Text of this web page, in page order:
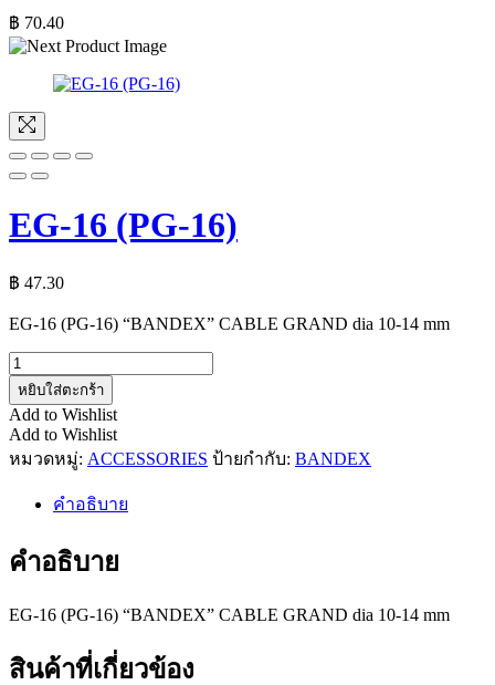
฿ 70.40
EG-16 (PG-16)
฿ 47.30
EG-16 (PG-16) “BANDEX” CABLE GRAND dia 10-14 mm
จำนวน
EG-
16
(PG-
หยิบใส่ตะกร้า
Add to Wishlist
Add to Wishlist
หมวดหมู่: ACCESSORIES ป้ายกำกับ: BANDEX
คำอธิบาย
คำอธิบาย
EG-16 (PG-16) “BANDEX” CABLE GRAND dia 10-14 mm
สินค้าที่เกี่ยวข้อง